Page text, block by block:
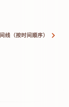
线（按时间顺序）